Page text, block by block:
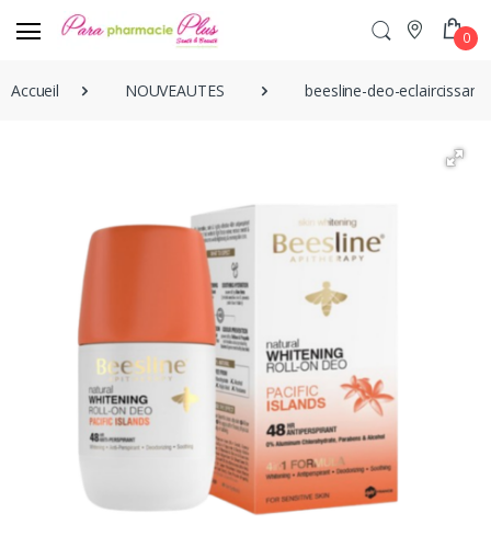
0
Accueil NOUVEAUTES beesline-deo-